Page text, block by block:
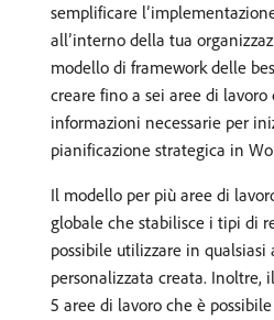
semplificare
all’interno della tua
modello di framework delle
creare fino a sei aree di
informazioni necessarie per
pianificazione strategica in
Il modello per più aree di
globale che stabilisce i tipi di
possibile utilizzare in qualsiasi
personalizzata creata. Inoltre,
5 aree di lavoro che è